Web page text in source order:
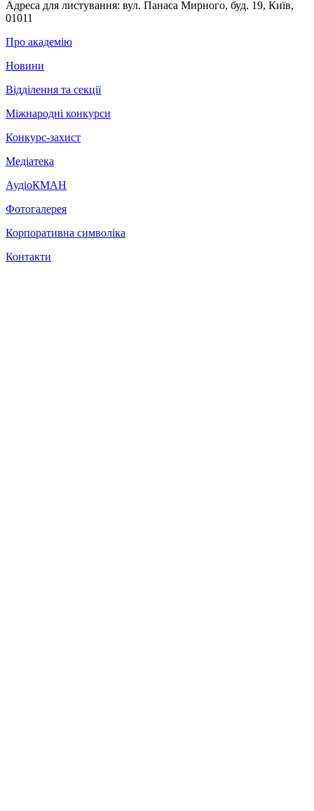
Адреса для листування: вул. Панаса Мирного, буд. 19, Київ,
01011
Про академію
Новини
Відділення та секції
Міжнародні конкурси
Конкурс-захист
Медіатека
АудіоКМАН
Фотогалерея
Корпоративна символіка
Контакти